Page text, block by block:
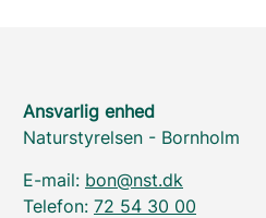
Ansvarlig enhed
Naturstyrelsen - Bornholm
E-mail: bon@nst.dk
Telefon: 72 54 30 00